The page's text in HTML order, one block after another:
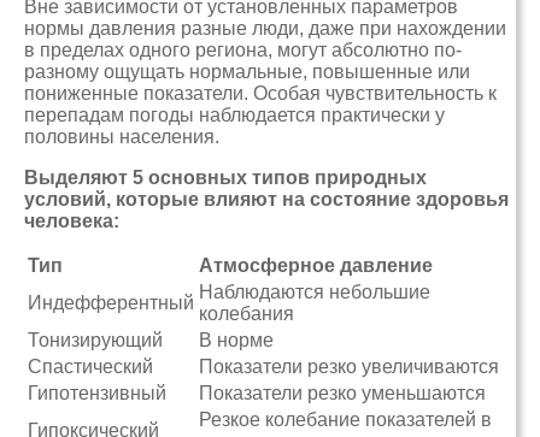
Вне зависимости от установленных параметров
нормы давления разные люди, даже при нахождении
в пределах одного региона, могут абсолютно по-
разному ощущать нормальные, повышенные или
пониженные показатели. Особая чувствительность к
перепадам погоды наблюдается практически у
половины населения.
Выделяют 5 основных типов природных
условий, которые влияют на состояние здоровья
человека:
Тип
Атмосферное давление
Индефферентный
Наблюдаются небольшие
колебания
Тонизирующий
В норме
Спастический
Показатели резко увеличиваются
Гипотензивный
Показатели резко уменьшаются
Гипоксический
Резкое колебание показателей в